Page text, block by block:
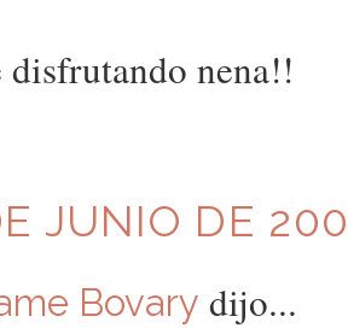
disfrutando nena!!
JUNIO DE
Bovary dijo...